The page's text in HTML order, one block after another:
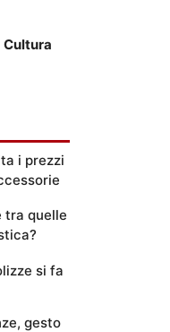
Cultura
i prezzi
tra quelle
si fa
gesto